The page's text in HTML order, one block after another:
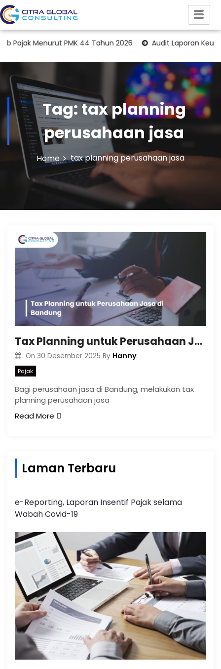
Menurut PMK 44 Tahun 2026 Audit Laporan Keuangan
Tag:tax planning
perusahaan jasa
Home tax planning perusahaan jasa
Tax Planning untuk Perusahaan Jasa di Bandung
On 30 Desember 2025 By Hanny
Pajak
Bagi perusahaan jasa di Bandung, melakukan tax
planning perusahaan jasa
Read More
Laman Terbaru
e-Reporting, Laporan Insentif Pajak selama
Wabah Covid-19